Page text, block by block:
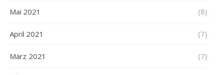
Mai 2021 (8)
April 2021 (7)
März 2021 (7)